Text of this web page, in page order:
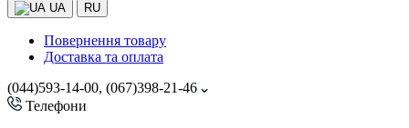
UA RU
Повернення товару
Доставка та оплата
(044)593-14-00, (067)398-21-46
Телефони